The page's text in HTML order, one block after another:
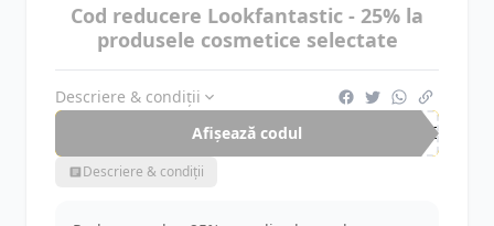
Cod reducere Lookfantastic - 25% la
produsele cosmetice selectate
Descriere & condiții
Afișează codul
TRE
Descriere & condiții